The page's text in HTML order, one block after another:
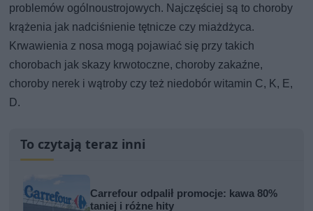
problemów ogólnoustrojowych. Najczęściej są to choroby
krążenia jak nadciśnienie tętnicze czy miażdżyca.
Krwawienia z nosa mogą pojawiać się przy takich
chorobach jak skazy krwotoczne, choroby zakaźne,
choroby nerek i wątroby czy też niedobór witamin C, K, E,
D.
To czytają teraz inni
Carrefour odpalił promocje: kawa 80%
taniej i różne hity